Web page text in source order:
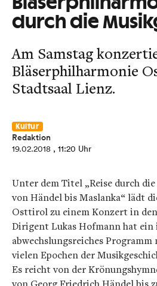
durch die
Am Samstag
Bläserphilharmonie
Stadtsaal Lienz.
Kultur
Redaktion
19.02.2018 , 11:20 Uhr
Unter dem Titel „Reise durch
von Händel bis Maslanka“ lädt
Osttirol zu einem Konzert in
Dirigent Lukas Hofmann hat ein
abwechslungsreiches
vielen Epochen der
Es reicht von der